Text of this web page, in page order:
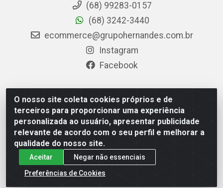
O nosso site coleta cookies próprios e de
terceiros para proporcionar uma experiência
personalizada ao usuário, apresentar publicidade
relevante de acordo com o seu perfil e melhorar a
qualidade do nosso site.
Aceitar
Negar não essenciais
Preferências de Cookies
(68) 99283-0157
(68) 3242-3440
ecommerce@grupohernandes.com.br
Instagram
Facebook
Hernandes - Atacado e Distribuições - Rodovia
Transacreana, 2155 - Floresta Sul, Rio Branco/AC - CEP
69.912-290 - CNPJ 12.996.556/0001-69